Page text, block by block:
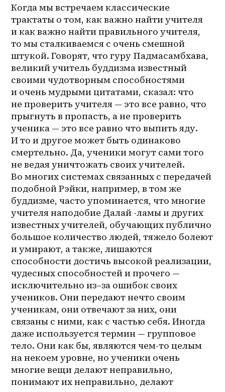
Когда мы встречаем классические
трактаты о том, как важно найти учителя
и как важно найти правильного учителя,
то мы сталкиваемся с очень смешной
штукой. Говорят, что гуру Падмасамбхава,
великий учитель буддизма известный
своими чудотворным способностями
и очень мудрыми цитатами, сказал: что
не проверить учителя — это все равно, что
прыгнуть в пропасть, а не проверить
ученика — это все равно что выпить яду.
И то и другое может быть одинаково
смертельно. Да, ученики могут сами того
не ведая уничтожать своих учителей.
Во многих системах связанных с передачей
подобной Рэйки, например, в том же
буддизме, часто упоминается, что многие
учителя наподобие Далай -ламы и других
известных учителей, обучающих публично
большое количество людей, тяжело болеют
и умирают, а также, лишаются
способности достичь высокой реализации,
чудесных способностей и прочего —
исключительно из–за ошибок своих
учеников. Они передают нечто своим
ученикам, они отвечают за них, они
связаны с ними, как с частью себя. Иногда
даже используется термин — групповое
тело. Они как бы, являются чем-то целым
на некоем уровне, но ученики очень
многие вещи делают неправильно,
понимают их неправильно, делают